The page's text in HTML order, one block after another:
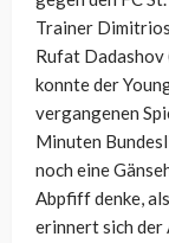
Trainer
Rufat Dadashov
konnte der
vergangenen
Minuten
noch eine
Abpfiff denke,
erinnert sich der